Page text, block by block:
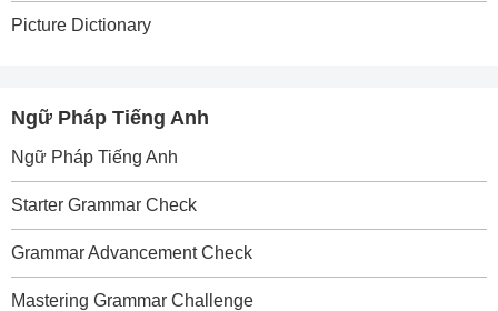
Picture Dictionary
Ngữ Pháp Tiếng Anh
Ngữ Pháp Tiếng Anh
Starter Grammar Check
Grammar Advancement Check
Mastering Grammar Challenge